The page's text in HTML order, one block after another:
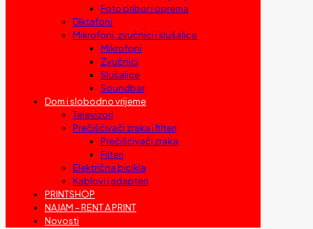
Foto pribor i oprema
Diktafoni
Mikrofoni, zvučnici i slušalice
Mikrofoni
Zvučnici
Slušalice
Soundbar
Dom i slobodno vrijeme
Televizori
Prečišćivači zraka i filteri
Prečišćivači zraka
Filteri
Električna bicikla
Kablovi i adapteri
PRINTSHOP
NAJAM – RENT A PRINT
Novosti